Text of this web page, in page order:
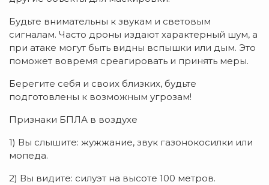
Будьте внимательны к звукам и световым
сигналам. Часто дроны издают характерный шум, а
при атаке могут быть видны вспышки или дым. Это
поможет вовремя среагировать и принять меры.
Берегите себя и своих близких, будьте
подготовлены к возможным угрозам!
Признаки БПЛА в воздухе
1) Вы слышите: жужжание, звук газонокосилки или
мопеда.
2) Вы видите: силуэт на высоте 100 метров.